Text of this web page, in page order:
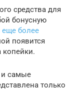
средства для
бонусную
еще более
появится
копейки.
и самые
только